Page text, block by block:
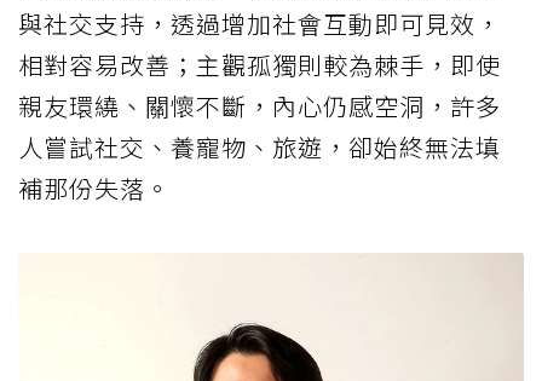
與社交支持，透過增加社會互動即可見效，
相對容易改善；主觀孤獨則較為棘手，即使
親友環繞、關懷不斷，內心仍感空洞，許多
人嘗試社交、養寵物、旅遊，卻始終無法填
補那份失落。